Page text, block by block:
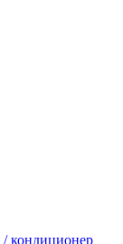
кондиционер